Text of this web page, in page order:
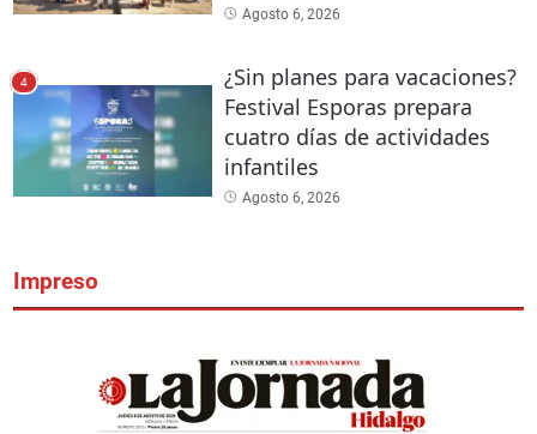
Agosto 6, 2026
4
¿Sin planes para vacaciones?
Festival Esporas prepara
cuatro días de actividades
infantiles
Agosto 6, 2026
Impreso